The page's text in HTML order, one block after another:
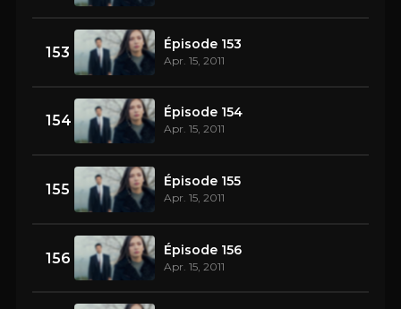
153 Épisode 153
Apr. 15, 2011
154 Épisode 154
Apr. 15, 2011
155 Épisode 155
Apr. 15, 2011
156 Épisode 156
Apr. 15, 2011